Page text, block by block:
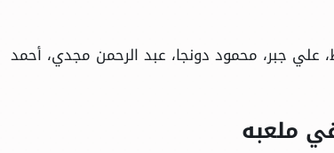
جبر، محمود دونجا، عبد الرحمن مجدي، أحمد
ملعبه